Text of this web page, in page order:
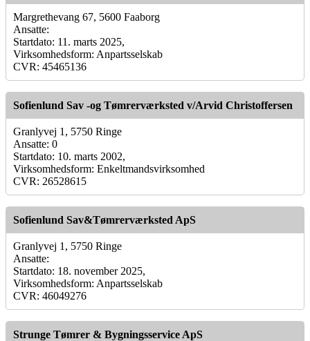
Margrethevang 67, 5600 Faaborg
Ansatte:
Startdato: 11. marts 2025,
Virksomhedsform: Anpartsselskab
CVR: 45465136
Sofienlund Sav -og Tømrerværksted v/Arvid Christoffersen
Granlyvej 1, 5750 Ringe
Ansatte: 0
Startdato: 10. marts 2002,
Virksomhedsform: Enkeltmandsvirksomhed
CVR: 26528615
Sofienlund Sav&Tømrerværksted ApS
Granlyvej 1, 5750 Ringe
Ansatte:
Startdato: 18. november 2025,
Virksomhedsform: Anpartsselskab
CVR: 46049276
Strunge Tømrer & Bygningsservice ApS